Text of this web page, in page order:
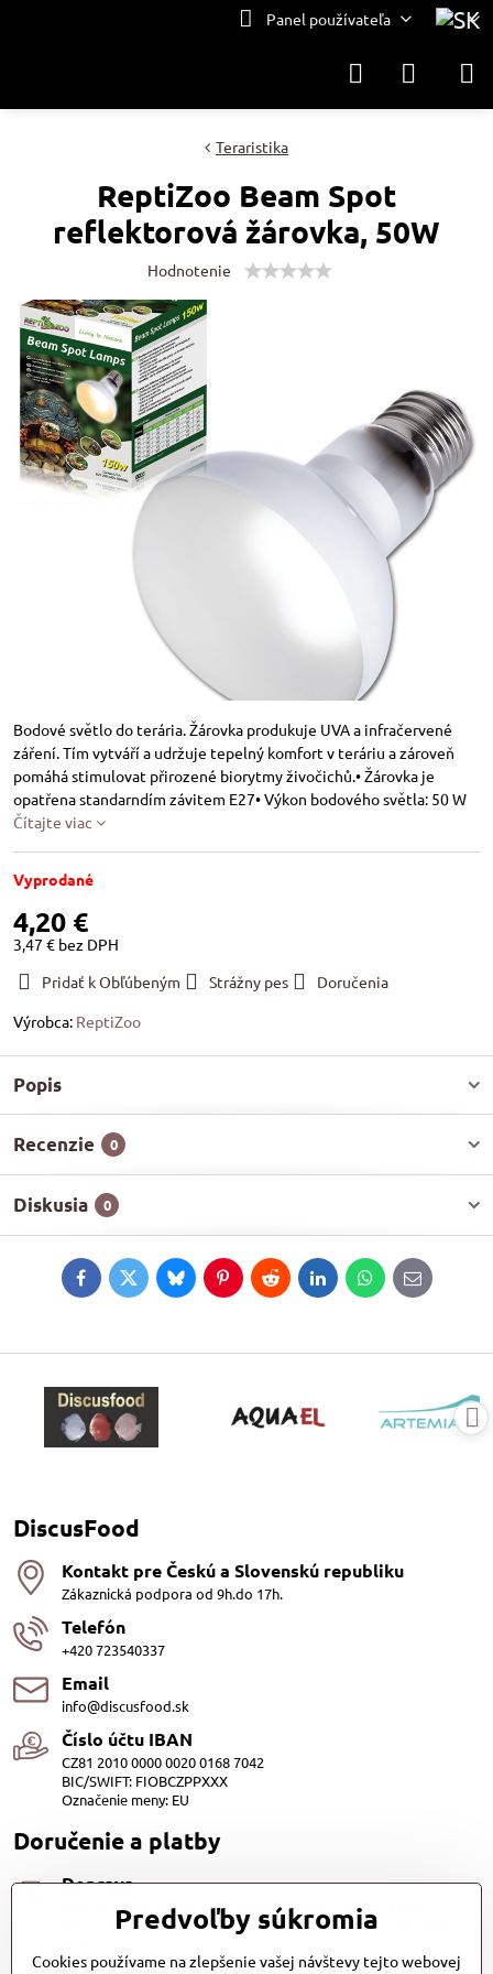
Panel používateľa
Teraristika
ReptiZoo Beam Spot
reflektorová žárovka, 50W
Hodnotenie
Bodové světlo do terária. Žárovka produkuje UVA a infračervené
záření. Tím vytváří a udržuje tepelný komfort v teráriu a zároveň
pomáhá stimulovat přirozené biorytmy živočichů.• Žárovka je
opatřena standarndím závitem E27• Výkon bodového světla: 50 W
Čítajte viac
Vyprodané
4,20 €
3,47 € bez DPH
Pridať k Obľúbeným
Strážny pes
Doručenia
Výrobca: ReptiZoo
Popis
Recenzie 0
Diskusia 0
FacebookTwitterBlueskyPinterestRedditLinkedInWhatsApp
E-
mail
DiscusFood
Kontakt pre Českú a Slovenskú republiku
Zákaznická podpora od 9h.do 17h.
Telefón
+420 723540337
Email
info@discusfood.sk
Číslo účtu IBAN
CZ81 2010 0000 0020 0168 7042
BIC/SWIFT: FIOBCZPPXXX
Označenie meny: EU
Doručenie a platby
Doprava
Dopravu našich produktov zabezpečuje Kurier SPS alebo
Slovenská pošta, cena 3,98 EUR. Alebo Zasilkovňou (Packeta) za
Predvoľby súkromia
Cookies používame na zlepšenie vašej návštevy tejto webovej